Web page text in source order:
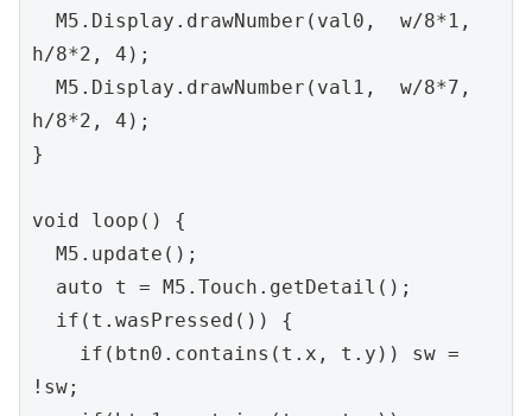
h/8*2, 4);
h/8*2, 4);
}
void loop() {
!sw;